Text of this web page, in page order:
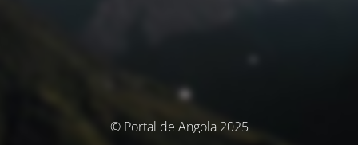
© Portal de Angola 2025